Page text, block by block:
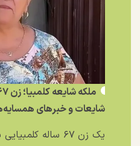
شایعات و خبر‌های
یک زن ۶۷ ساله